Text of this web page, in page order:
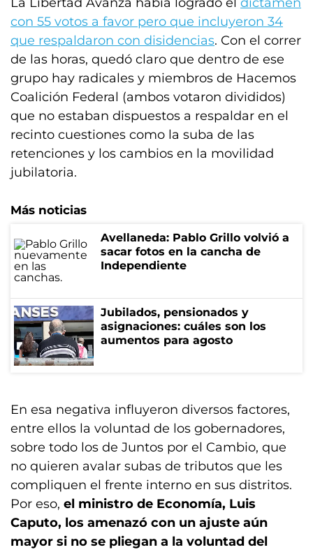
con 55 votos a favor pero que incluyeron 34
que respaldaron con disidencias. Con el correr
de las horas, quedó claro que dentro de ese
grupo hay radicales y miembros de Hacemos
Coalición Federal (ambos votaron divididos)
que no estaban dispuestos a respaldar en el
recinto cuestiones como la suba de las
retenciones y los cambios en la movilidad
jubilatoria.
Más noticias
Avellaneda: Pablo Grillo volvió a
sacar fotos en la cancha de
Independiente
Jubilados, pensionados y
asignaciones: cuáles son los
aumentos para agosto
En esa negativa influyeron diversos factores,
entre ellos la voluntad de los gobernadores,
sobre todo los de Juntos por el Cambio, que
no quieren avalar subas de tributos que les
compliquen el frente interno en sus distritos.
Por eso, el ministro de Economía, Luis
Caputo, los amenazó con un ajuste aún
mayor si no se pliegan a la voluntad del